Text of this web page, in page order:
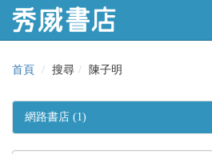
首頁 搜尋 陳子明
網路書店 (1)